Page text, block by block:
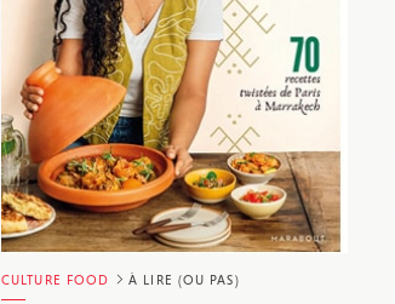
CULTURE FOOD À LIRE (OU PAS)